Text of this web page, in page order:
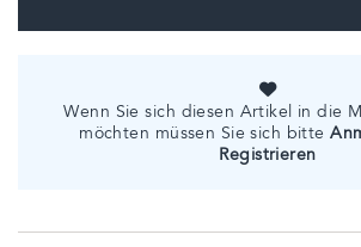
Wenn Sie sich diesen Artikel in die
möchten müssen Sie sich bitte
Registrieren